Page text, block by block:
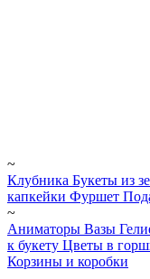
~
Клубника Букеты из
капкейки Фуршет
~
Аниматоры Вазы
к букету Цветы в
Корзины и коробки